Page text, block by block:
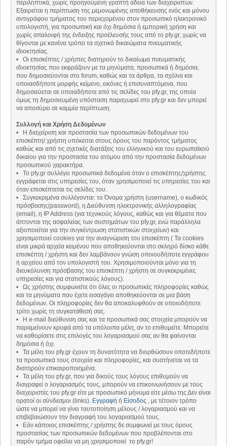
περιληπτικά, χωρίς προηγούμενη γραπτή άδεια των διαχειριστών.
Εξαιρείται η περίπτωση της μεμονωμένης αποθήκευσης ενός και μόνου
αντιγράφου τμήματος του περιεχομένου στον προσωπικό ηλεκτρονικό
υπολογιστή, για προσωπική και όχι δημόσια ή εμπορική χρήση και
χωρίς απαλοιφή της ένδειξης προέλευσής τους από το pfy.gr, χωρίς να
θίγονται με κανένα τρόπο τα σχετικά δικαιώματα πνευματικής
ιδιοκτησίας.
• Οι επισκέπτες / χρήστες διατηρούν το δικαίωμα πνευματικής
ιδιοκτησίας που εκφράζουν με τα μηνύματα, προσωπικά ή δημόσια,
που δημοσιεύονται στο forum, καθώς και τα άρθρα, τα σχόλια και
οποιασδήποτε μορφής κείμενο, εικόνες ή επισυναπτόμενα, που
δημοσιεύεται σε οποιαδήποτε από τις σελίδες του pfy.gr, της οποία
όμως τη δημοσιευμένη υπόσταση παραχωρεί στο pfy.gr και δεν μπορεί
να αποσύρει σε καμμία περίπτωση.
Συλλογή και Χρήση Δεδομένων
• Η διαχείριση και προστασία των προσωπικών δεδομένων του
επισκέπτη/ χρήστη υπόκειται στους όρους του παρόντος τμήματος
καθώς και από τις σχετικές διατάξεις του ελληνικού και του ευρωπαϊκού
δικαίου για την προστασία του ατόμου από την προστασία δεδομένων
προσωπικού χαρακτήρα.
• Το pfy.gr συλλέγει προσωπικά δεδομένα όταν ο επισκέπτης/χρήστης
εγγράφεται στις υπηρεσίες του, όταν χρησιμοποιεί τις υπηρεσίες του και
όταν επισκέπτεται τις σελίδες του.
• Συγκεκριμένα συλλέγονται: το Όνομα χρήστη (username), ο κωδικός
πρόσβασης(password), η Διεύθυνση ηλεκτρονικής αλληλογραφίας
(email), η IP Address (για τεχνικούς λόγους, καθώς και για θέματα που
άπτονται της ασφαλείας των συστημάτων του pfy.gr, ενώ παράλληλα
αξιοποιείται για την συγκέντρωση στατιστικών στοιχείων) και
χρησιμοποιεί cookies για την αναγνώριση του επισκέπτη ( Τα cookies
είναι μικρά αρχεία κειμένου που αποθηκεύονται στο σκληρό δίσκο κάθε
επισκέπτη / χρήστη και δεν λαμβάνουν γνώση οποιουδήποτε εγγράφου
ή αρχείου από τον υπολογιστή του. Χρησιμοποιούνται μόνο για τη
διευκόλυνση πρόσβασης του επισκέπτη / χρήστη σε συγκεκριμένες
υπηρεσίες και για στατιστικούς λόγους).
• Ως χρήστης συμφωνείτε ότι όλες οι προσωπικές πληροφορίες καθώς
και τα μηνύματα που έχετε εισαγάγει αποθηκεύονται σε μια βάση
δεδομένων. Οι πληροφορίες δεν θα αποκαλυφθούν σε οποιοδήποτε
τρίτο χωρίς τη συγκατάθεσή σας.
• Η e-mail διεύθυνση σας και τα προσωπικά σας στοιχεία μπορούν να
παραμείνουν κρυφά από τα υπόλοιπα μέλη, αν το επιθυμείτε. Μπορείτε
να καθορίσετε στις επιλογές του λογαριασμού σας αν θα φαίνονται
δημόσια ή όχι.
• Τα μέλη του pfy.gr έχουν τη δυνατότητα να διορθώσουν οποτεδήποτε
τα προσωπικά τους στοιχεία και πληροφορίες, και συστήνεται να τα
διατηρούν επικαιροποιημένα.
• Τα μέλη του pfy.gr, που για δικούς τους λόγους επιθυμούν να
διαγραφεί ο λογαριασμός τους, μπορούν να επικοινωνήσουν με τους
διαχειριστές του pfy.gr είτε με προσωπικό μήνυμα είτε μέσω της Δεν είναι
ορατοί οι σύνδεσμοι (links). Εγγραφή ή Είσοδος , με τέτοιον τρόπο
ώστε να μπορεί να γίνει ταυτοποίηση μέλους / λογαριασμού και να
επιβεβαιώσουν την διαγραφή του λογαριασμού τους.
• Εάν κάποιος επισκέπτης / χρήστης δε συμφωνεί με τους όρους
προστασίας των προσωπικών δεδομένων που προβλέπονται στο
παρόν τμήμα οφείλει να μη χρησιμοποιεί το pfy.gr!